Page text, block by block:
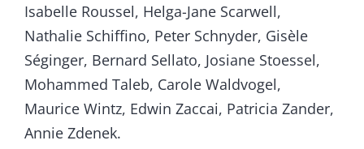
Isabelle Roussel, Helga-Jane Scarwell,
Nathalie Schiffino, Peter Schnyder, Gisèle
Séginger, Bernard Sellato, Josiane Stoessel,
Mohammed Taleb, Carole Waldvogel,
Maurice Wintz, Edwin Zaccai, Patricia Zander,
Annie Zdenek.